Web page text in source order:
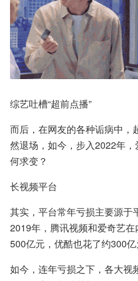
综艺吐槽“超前点播”
而后，在网友的各种诟病中，
然退场，如今，步入2022年
何求变？
长视频平台
其实，平台常年亏损主要源于
2019年，腾讯视频和爱奇艺
500亿元，优酷也花了约300亿
如今，连年亏损之下，各大视